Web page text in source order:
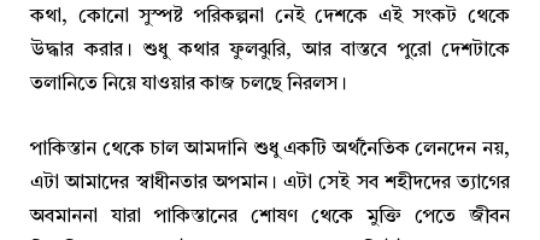
কথা, কোনো সুস্পষ্ট পরিকল্পনা নেই দেশকে এই সংকট থেকে
উদ্ধার করার। শুধু কথার ফুলঝুরি, আর বাস্তবে পুরো দেশটাকে
তলানিতে নিয়ে যাওয়ার কাজ চলছে নিরলস।
পাকিস্তান থেকে চাল আমদানি শুধু একটি অর্থনৈতিক লেনদেন নয়,
এটা আমাদের স্বাধীনতার অপমান। এটা সেই সব শহীদদের ত্যাগের
অবমাননা যারা পাকিস্তানের শোষণ থেকে মুক্তি পেতে জীবন